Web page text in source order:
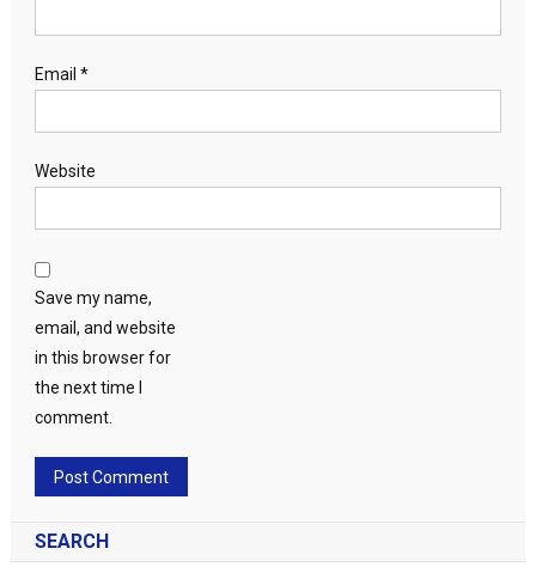
Email *
Website
Save my name,
email, and website
in this browser for
the next time I
comment.
SEARCH